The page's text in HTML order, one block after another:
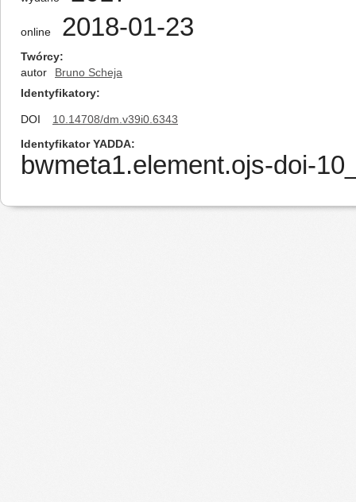
online 2018-01-23
Twórcy
autor
Bruno Scheja
Identyfikatory
DOI
10.14708/dm.v39i0.6343
Identyfikator YADDA
bwmeta1.element.ojs-doi-